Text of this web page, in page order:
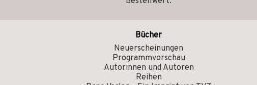
Bücher
Neuerscheinungen
Programmvorschau
Autorinnen und Autoren
Reihen